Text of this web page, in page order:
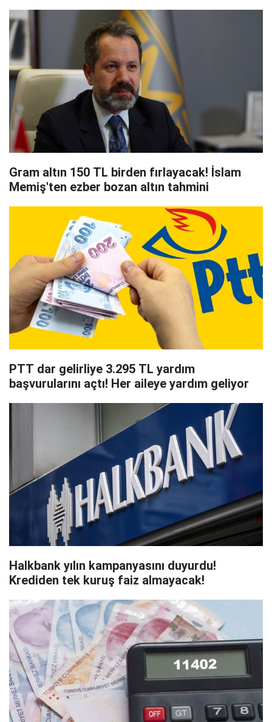
Gram altın 150 TL birden fırlayacak! İslam
Memiş'ten ezber bozan altın tahmini
PTT dar gelirliye 3.295 TL yardım
başvurularını açtı! Her aileye yardım geliyor
Halkbank yılın kampanyasını duyurdu!
Krediden tek kuruş faiz almayacak!